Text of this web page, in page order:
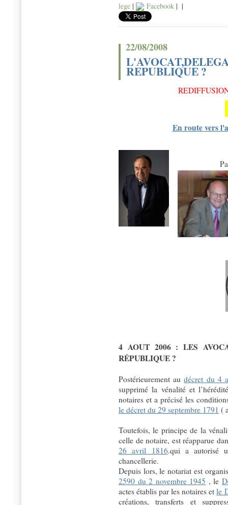
lege | Facebook | |
22/08/2008
REPUBLIQUE ?
En route vers
4 AOUT 2006 : LES
RÉPUBLIQUE ?
Postérieurement audécret du 4
supprimé la vénalité et
notaires et a précisé les
le décret du 29 septembre 1791 (
Toutefois, le principe de la
celle de notaire, est réapparue
26 avril 1816.qui a autorisé
chancellerie.
Depuis lors, le notariat est
2590 du 2 novembre 1945 , le
actes établis par les notaires etle
créations, transferts et